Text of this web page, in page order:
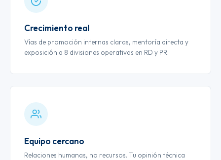
Crecimiento real
Vías de promoción internas claras, mentoría directa y
exposición a 8 divisiones operativas en RD y PR.
Equipo cercano
Relaciones humanas, no recursos. Tu opinión técnica